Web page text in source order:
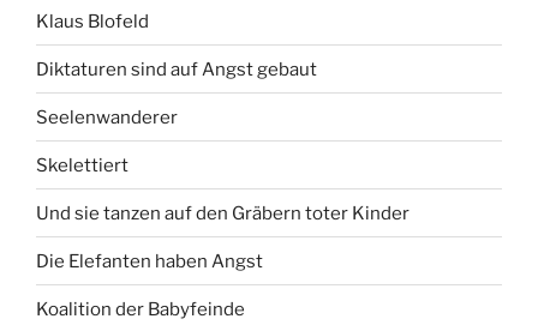
Klaus Blofeld
Diktaturen sind auf Angst gebaut
Seelenwanderer
Skelettiert
Und sie tanzen auf den Gräbern toter Kinder
Die Elefanten haben Angst
Koalition der Babyfeinde